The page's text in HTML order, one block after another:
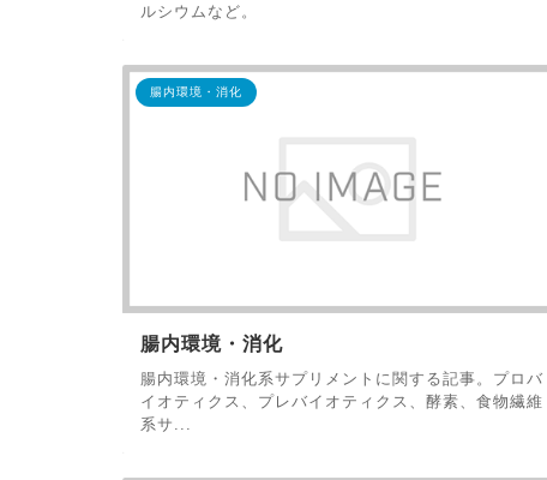
ルシウムなど。
腸内環境・消化
腸内環境・消化
腸内環境・消化系サプリメントに関する記事。プロバ
イオティクス、プレバイオティクス、酵素、食物繊維
系サ...